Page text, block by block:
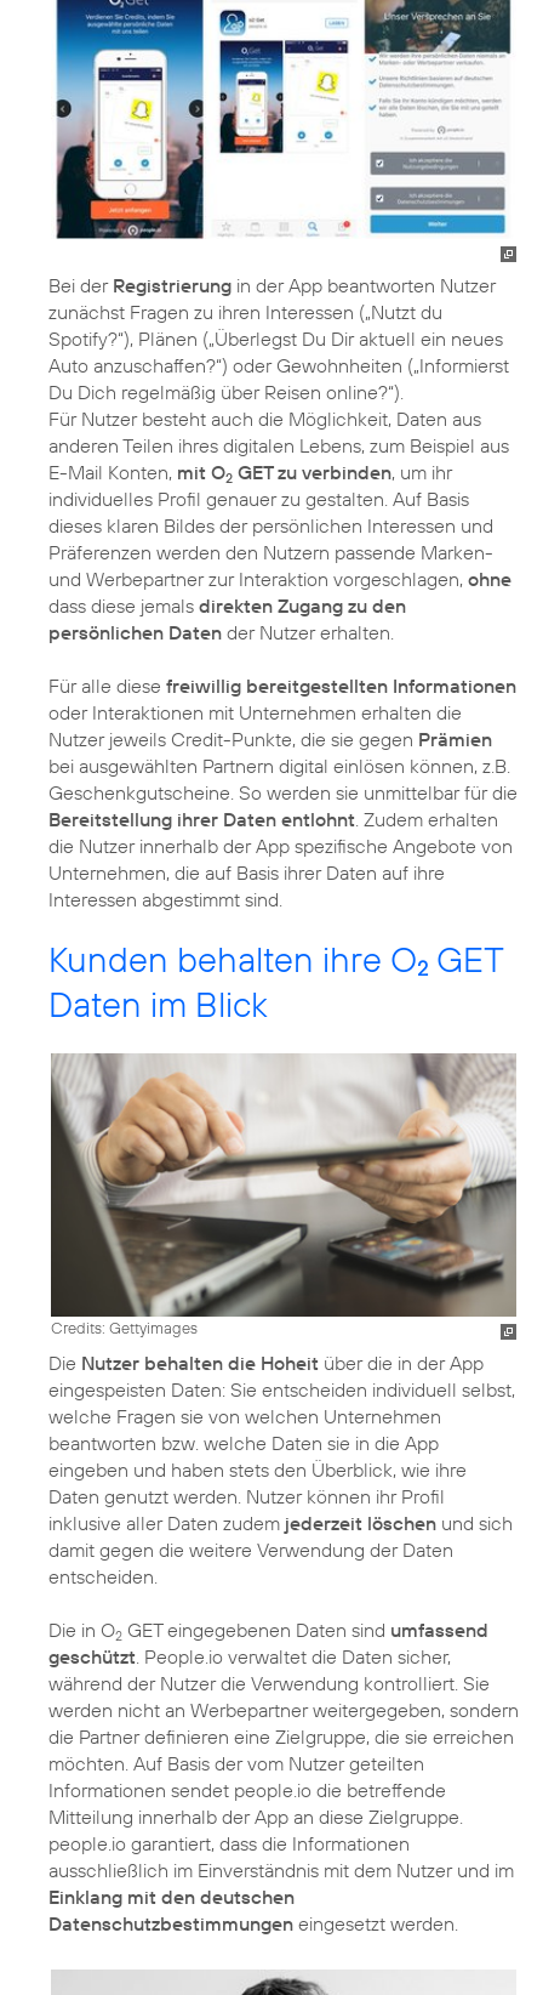
Bei der Registrierung in der App beantworten Nutzer
zunächst Fragen zu ihren Interessen („Nutzt du
Spotify?“), Plänen („Überlegst Du Dir aktuell ein neues
Auto anzuschaffen?“) oder Gewohnheiten („Informierst
Du Dich regelmäßig über Reisen online?“).
Für Nutzer besteht auch die Möglichkeit, Daten aus
anderen Teilen ihres digitalen Lebens, zum Beispiel aus
E-Mail Konten, mit O2 GET zu verbinden, um ihr
individuelles Profil genauer zu gestalten. Auf Basis
dieses klaren Bildes der persönlichen Interessen und
Präferenzen werden den Nutzern passende Marken-
und Werbepartner zur Interaktion vorgeschlagen, ohne
dass diese jemals direkten Zugang zu den
persönlichen Daten der Nutzer erhalten.
Für alle diese freiwillig bereitgestellten Informationen
oder Interaktionen mit Unternehmen erhalten die
Nutzer jeweils Credit-Punkte, die sie gegen Prämien
bei ausgewählten Partnern digital einlösen können, z.B.
Geschenkgutscheine. So werden sie unmittelbar für die
Bereitstellung ihrer Daten entlohnt. Zudem erhalten
die Nutzer innerhalb der App spezifische Angebote von
Unternehmen, die auf Basis ihrer Daten auf ihre
Interessen abgestimmt sind.
Kunden behalten ihre O2 GET
Daten im Blick
Credits: Gettyimages
Die Nutzer behalten die Hoheit über die in der App
eingespeisten Daten: Sie entscheiden individuell selbst,
welche Fragen sie von welchen Unternehmen
beantworten bzw. welche Daten sie in die App
eingeben und haben stets den Überblick, wie ihre
Daten genutzt werden. Nutzer können ihr Profil
inklusive aller Daten zudem jederzeit löschen und sich
damit gegen die weitere Verwendung der Daten
entscheiden.
Die in O2 GET eingegebenen Daten sind umfassend
geschützt . People.io verwaltet die Daten sicher,
während der Nutzer die Verwendung kontrolliert. Sie
werden nicht an Werbepartner weitergegeben, sondern
die Partner definieren eine Zielgruppe, die sie erreichen
möchten. Auf Basis der vom Nutzer geteilten
Informationen sendet people.io die betreffende
Mitteilung innerhalb der App an diese Zielgruppe.
people.io garantiert, dass die Informationen
ausschließlich im Einverständnis mit dem Nutzer und im
Einklang mit den deutschen
Datenschutzbestimmungen eingesetzt werden.